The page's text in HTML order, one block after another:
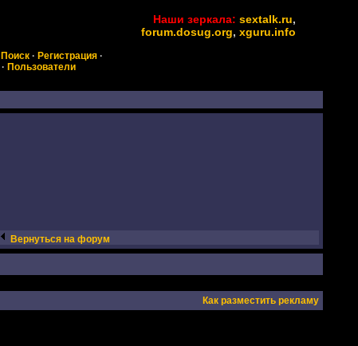
Наши зеркала: sextalk.ru,
forum.dosug.org, xguru.info
Поиск· Регистрация·
· Пользователи
Вернуться на форум
Как разместить рекламу